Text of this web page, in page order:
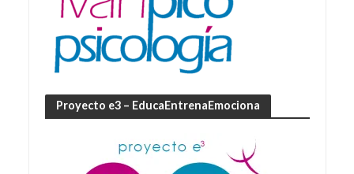
Proyecto e3 – EducaEntrenaEmociona